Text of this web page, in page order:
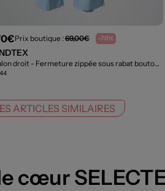
Prix boutique :69,00€ -70%
Pantalon droit - Fermeture zippée sous rabat boutonné bleu
ARTICLES SIMILAIRES
cœur